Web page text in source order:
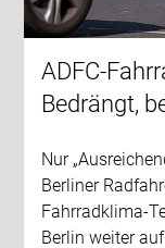
ADFC-
Bedrängt,
Nur
Berliner
Fahrradklima-
Berlin weiter